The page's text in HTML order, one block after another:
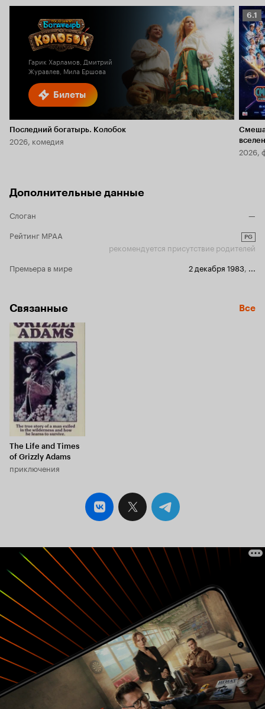
Билеты
Гарик Харламов, Дмитрий
Журавлев, Мила Ершова
Последний богатырь. Колобок
2026, комедия
6.1
6.1
2026,
Дополнительные данные
Слоган
—
Рейтинг MPAA
PG
рекомендуется присутствие родителей
Премьера в мире
2 декабря 1983, ...
Связанные Все
The Life and Times
of Grizzly Adams
приключения